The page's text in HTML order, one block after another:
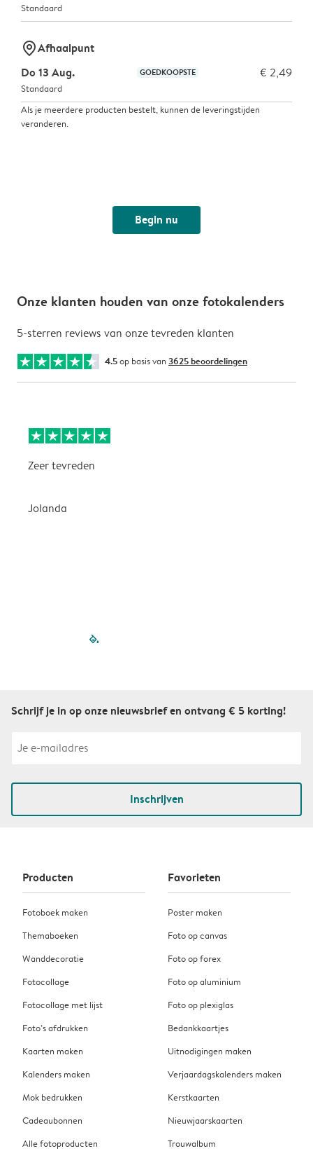
Standaard
marker-pinAfhaalpunt
Do 13 Aug.
GOEDKOOPSTE € 2,49
Standaard
Als je meerdere producten bestelt, kunnen de leveringstijden
veranderen.
Begin nu
Onze klanten houden van onze fotokalenders
5-sterren reviews van onze tevreden klanten
4.5op basis van 3625 beoordelingen
Zeer tevreden
Jolanda
filled-pagination
Schrijf je in op onze nieuwsbrief en ontvang € 5 korting!
Inschrijven
Producten
Fotoboek maken
Themaboeken
Wanddecoratie
Fotocollage
Fotocollage met lijst
Foto’s afdrukken
Kaarten maken
Kalenders maken
Mok bedrukken
Cadeaubonnen
Alle fotoproducten
Favorieten
Poster maken
Foto op canvas
Foto op forex
Foto op aluminium
Foto op plexiglas
Bedankkaartjes
Uitnodigingen maken
Verjaardagskalenders maken
Kerstkaarten
Nieuwjaarskaarten
Trouwalbum